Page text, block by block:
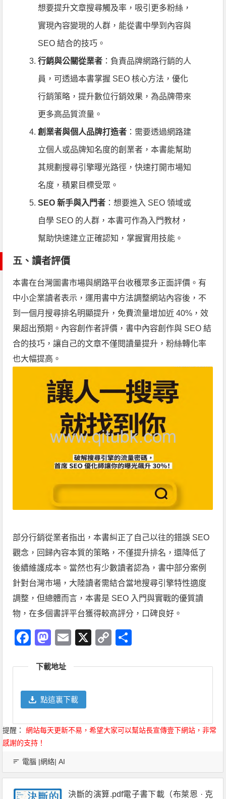
想要提升文章搜尋觸及率，吸引更多粉絲，
實現內容變現的人群，能從書中學到內容與
SEO 結合的技巧。
行銷與公關從業者 ：負責品牌網路行銷的人
員，可透過本書掌握 SEO 核心方法，優化
行銷策略，提升數位行銷效果，為品牌帶來
更多高品質流量。
創業者與個人品牌打造者 ：需要透過網路建
立個人或品牌知名度的創業者，本書能幫助
其規劃搜尋引擎曝光路徑，快速打開市場知
名度，積累目標受眾。
SEO 新手與入門者 ：想要進入 SEO 領域或
自學 SEO 的人群，本書可作為入門教材，
幫助快速建立正確認知，掌握實用技能。
五、讀者評價
本書在台灣圖書市場與網路平台收穫眾多正面評價。有
中小企業讀者表示，運用書中方法調整網站內容後，不
到一個月搜尋排名明顯提升，免費流量增加近 40%，效
果超出預期。內容創作者評價，書中內容創作與 SEO 結
合的技巧，讓自己的文章不僅閱讀量提升，粉絲轉化率
也大幅提高。
部分行銷從業者指出，本書糾正了自己以往的錯誤 SEO
觀念，回歸內容本質的策略，不僅提升排名，還降低了
後續維護成本。當然也有少數讀者認為，書中部分案例
針對台灣市場，大陸讀者需結合當地搜尋引擎特性適度
調整，但總體而言，本書是 SEO 入門與實戰的優質讀
物，在多個書評平台獲得較高評分，口碑良好。
Facebook
Mastodon
Email
X
Copy
下載地址
點這裏下載
提醒：
網站每天更新不易，希望大家可以幫站長宣傳壹下網站，非常
感謝的支持！
電腦 |網絡| AI
決斷的演算.pdf電子書下載（布萊恩 · 克